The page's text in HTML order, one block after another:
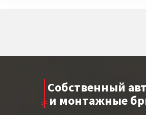
Собственный
и монтажные